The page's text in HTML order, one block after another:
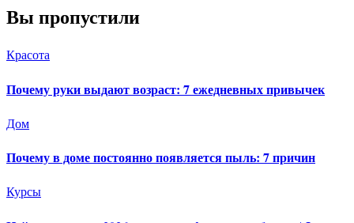
Вы пропустили
Красота
Почему руки выдают возраст: 7 ежедневных привычек
Дом
Почему в доме постоянно появляется пыль: 7 причин
Курсы